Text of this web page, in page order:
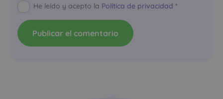
He leído y acepto la Política de privacidad *